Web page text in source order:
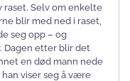
raset. Selv om enkelte
blir med ned i raset,
seg opp – og
Dagen etter blir det
en død mann nede
han viser seg å være